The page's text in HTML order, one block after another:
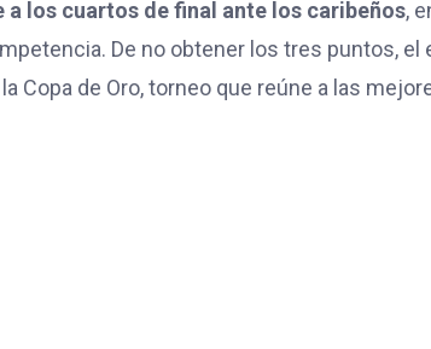
a los cuartos de final ante los caribeños,
De no obtener los tres puntos, el
Copa de Oro, torneo que reúne a las